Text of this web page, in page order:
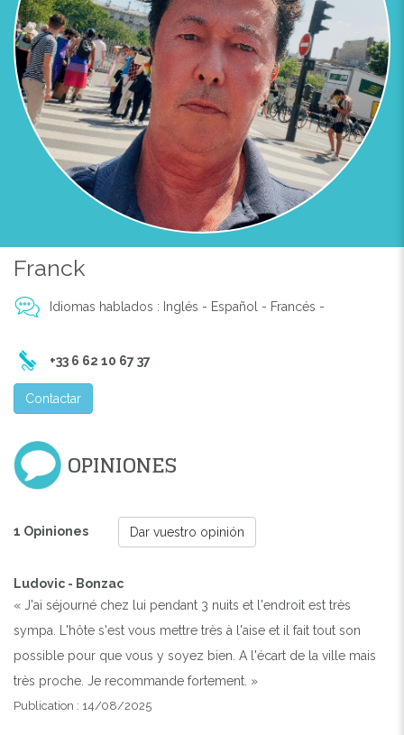
Franck
Idiomas hablados : Inglés - Español - Francés -
+33 6 62 10 67 37
Contactar
OPINIONES
1 Opiniones Dar vuestro opinión
Ludovic - Bonzac
« J'ai séjourné chez lui pendant 3 nuits et l'endroit est très
sympa. L'hôte s'est vous mettre très à l'aise et il fait tout son
possible pour que vous y soyez bien. A l'écart de la ville mais
très proche. Je recommande fortement. »
Publication : 14/08/2025